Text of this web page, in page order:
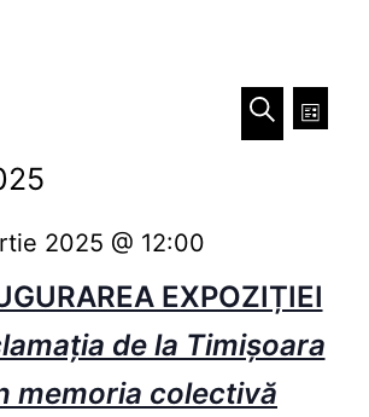
căutare
Caută
Listă
EXPOZIȚIEI
de la Timișoara
memoria colectivă
2025 @ 12:00